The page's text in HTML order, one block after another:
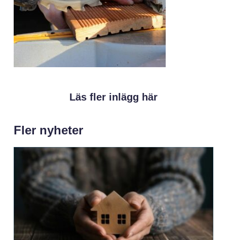
Läs fler inlägg här
Fler nyheter